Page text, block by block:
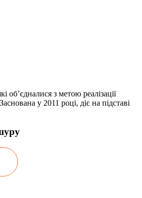
об’єдналися з метою реалізації
у 2011 році, діє на підставі